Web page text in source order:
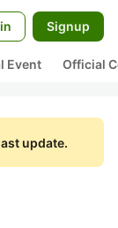
Signup
Event Official
update.